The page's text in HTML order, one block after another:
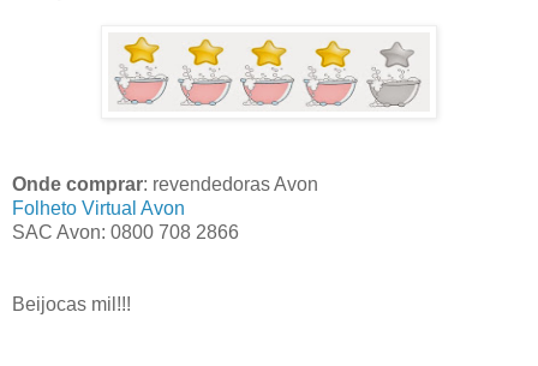
Onde comprar: revendedoras Avon
Folheto Virtual Avon
SAC Avon: 0800 708 2866
Beijocas mil!!!